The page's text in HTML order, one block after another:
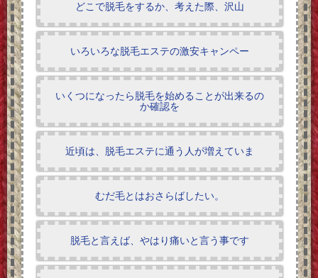
どこで脱毛をするか、考えた際、沢山
いろいろな脱毛エステの激安キャンペー
いくつになったら脱毛を始めることが出来るの
か確認を
近頃は、脱毛エステに通う人が増えていま
むだ毛とはおさらばしたい。
脱毛と言えば、やはり痛いと言う事です